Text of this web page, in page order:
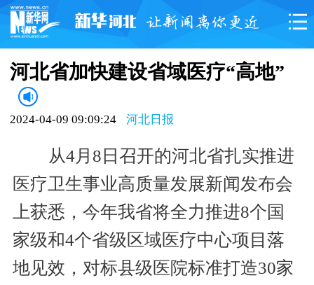
河北省加快建设省域医疗“高地”
2024-04-09 09:09:24 河北日报
从4月8日召开的河北省扎实推进
医疗卫生事业高质量发展新闻发布会
上获悉，今年我省将全力推进8个国
家级和4个省级区域医疗中心项目落
地见效，对标县级医院标准打造30家